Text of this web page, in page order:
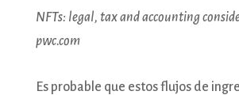
NFTs: legal, tax and accounting
pwc.com
Es probable que estos flujos de